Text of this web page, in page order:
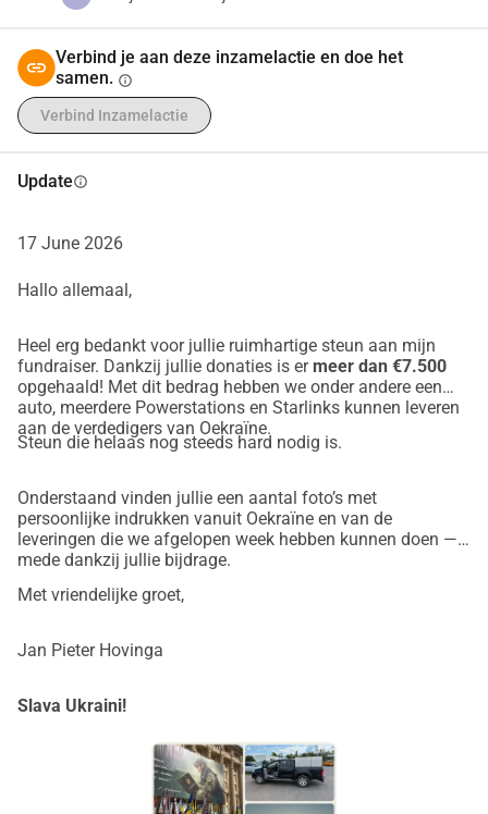
Verbind je aan deze inzamelactie en doe het
samen. info
Verbind Inzamelactie
Updateinfo
17 June 2026
Hallo allemaal,
Heel erg bedankt voor jullie ruimhartige steun aan mijn
fundraiser. Dankzij jullie donaties is er meer dan €7.500
opgehaald! Met dit bedrag hebben we onder andere een
auto, meerdere Powerstations en Starlinks kunnen leveren
aan de verdedigers van Oekraïne.
Steun die helaas nog steeds hard nodig is.
Onderstaand vinden jullie een aantal foto’s met
persoonlijke indrukken vanuit Oekraïne en van de
leveringen die we afgelopen week hebben kunnen doen —
mede dankzij jullie bijdrage.
Met vriendelijke groet,
Jan Pieter Hovinga
Slava Ukraini!